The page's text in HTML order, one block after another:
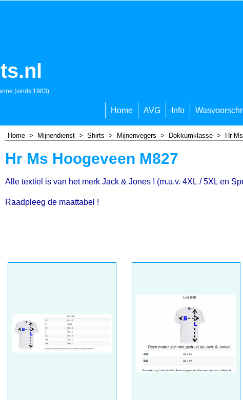
(sinds 1983)
Home AVG Info
Home > Mijnendienst > Shirts > Mijnenvegers > Dokkumklasse > Hr
Hr Ms Hoogeveen M827
Alle textiel is van het merk Jack & Jones ! (m.u.v. 4XL / 5XL en
Raadpleeg de maattabel !